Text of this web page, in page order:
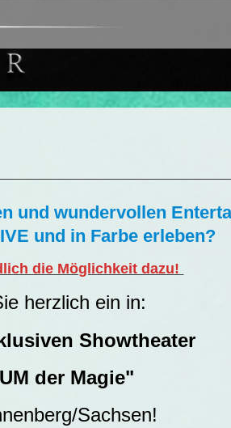
und wundervollen
und in Farbe erleben?
die Möglichkeit dazu!
herzlich ein in:
Showtheater
der Magie"
Sachsen!